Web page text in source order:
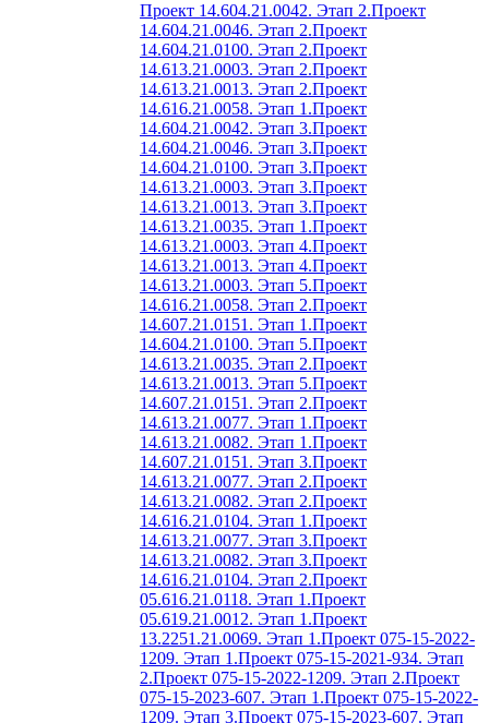
Проект 14.604.21.0042. Этап 2.Проект
14.604.21.0046. Этап 2.Проект
14.604.21.0100. Этап 2.Проект
14.613.21.0003. Этап 2.Проект
14.613.21.0013. Этап 2.Проект
14.616.21.0058. Этап 1.Проект
14.604.21.0042. Этап 3.Проект
14.604.21.0046. Этап 3.Проект
14.604.21.0100. Этап 3.Проект
14.613.21.0003. Этап 3.Проект
14.613.21.0013. Этап 3.Проект
14.613.21.0035. Этап 1.Проект
14.613.21.0003. Этап 4.Проект
14.613.21.0013. Этап 4.Проект
14.613.21.0003. Этап 5.Проект
14.616.21.0058. Этап 2.Проект
14.607.21.0151. Этап 1.Проект
14.604.21.0100. Этап 5.Проект
14.613.21.0035. Этап 2.Проект
14.613.21.0013. Этап 5.Проект
14.607.21.0151. Этап 2.Проект
14.613.21.0077. Этап 1.Проект
14.613.21.0082. Этап 1.Проект
14.607.21.0151. Этап 3.Проект
14.613.21.0077. Этап 2.Проект
14.613.21.0082. Этап 2.Проект
14.616.21.0104. Этап 1.Проект
14.613.21.0077. Этап 3.Проект
14.613.21.0082. Этап 3.Проект
14.616.21.0104. Этап 2.Проект
05.616.21.0118. Этап 1.Проект
05.619.21.0012. Этап 1.Проект
13.2251.21.0069. Этап 1.Проект 075-15-2022-
1209. Этап 1.Проект 075-15-2021-934. Этап
2.Проект 075-15-2022-1209. Этап 2.Проект
075-15-2023-607. Этап 1.Проект 075-15-2022-
1209. Этап 3.Проект 075-15-2023-607. Этап